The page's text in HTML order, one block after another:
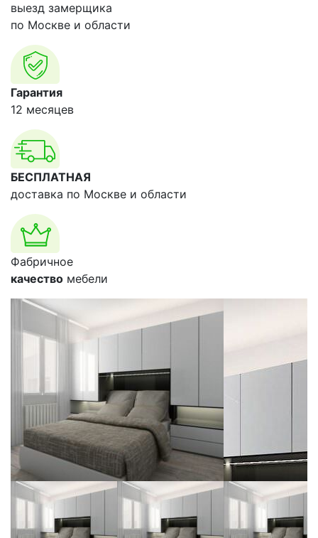
выезд замерщика
по Москве и области
Гарантия
12 месяцев
БЕСПЛАТНАЯ
доставка по Москве и области
Фабричное
качество мебели